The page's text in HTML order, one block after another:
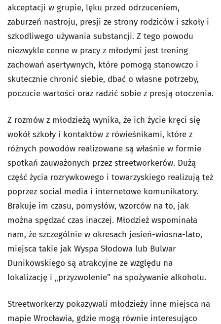
akceptacji w grupie, lęku przed odrzuceniem,
zaburzeń nastroju, presji ze strony rodziców i szkoły i
szkodliwego używania substancji. Z tego powodu
niezwykle cenne w pracy z młodymi jest trening
zachowań asertywnych, które pomogą stanowczo i
skutecznie chronić siebie, dbać o własne potrzeby,
poczucie wartości oraz radzić sobie z presją otoczenia.
Z rozmów z młodzieżą wynika, że ich życie kręci się
wokół szkoły i kontaktów z rówieśnikami, które z
różnych powodów realizowane są właśnie w formie
spotkań zauważonych przez streetworkerów. Dużą
część życia rozrywkowego i towarzyskiego realizują też
poprzez social media i internetowe komunikatory.
Brakuje im czasu, pomysłów, wzorców na to, jak
można spędzać czas inaczej. Młodzież wspominała
nam, że szczególnie w okresach jesień-wiosna-lato,
miejsca takie jak Wyspa Słodowa lub Bulwar
Dunikowskiego są atrakcyjne ze względu na
lokalizację i „przyzwolenie” na spożywanie alkoholu.
Streetworkerzy pokazywali młodzieży inne miejsca na
mapie Wrocławia, gdzie mogą równie interesująco